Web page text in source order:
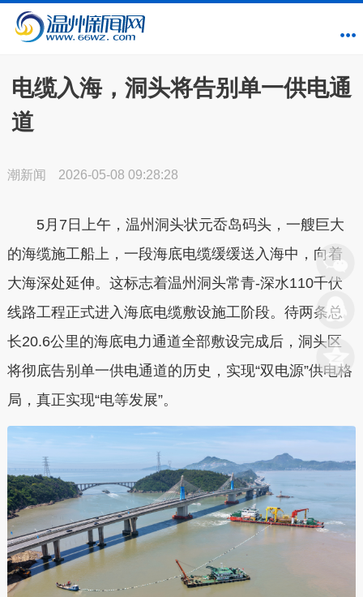
电缆入海，洞头将告别单一供电通
道
潮新闻 2026-05-08 09:28:28
5月7日上午，温州洞头状元岙岛码头，一艘巨大
的海缆施工船上，一段海底电缆缓缓送入海中，向着
大海深处延伸。这标志着温州洞头常青-深水110千伏
线路工程正式进入海底电缆敷设施工阶段。待两条总
长20.6公里的海底电力通道全部敷设完成后，洞头区
将彻底告别单一供电通道的历史，实现“双电源”供电格
局，真正实现“电等发展”。